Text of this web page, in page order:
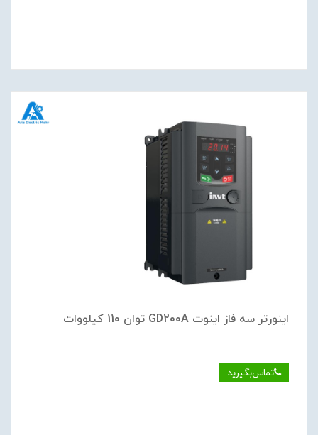
اینورتر سه فاز اینوت GD200A توان 110 کیلووات
تماس‌بگیرید